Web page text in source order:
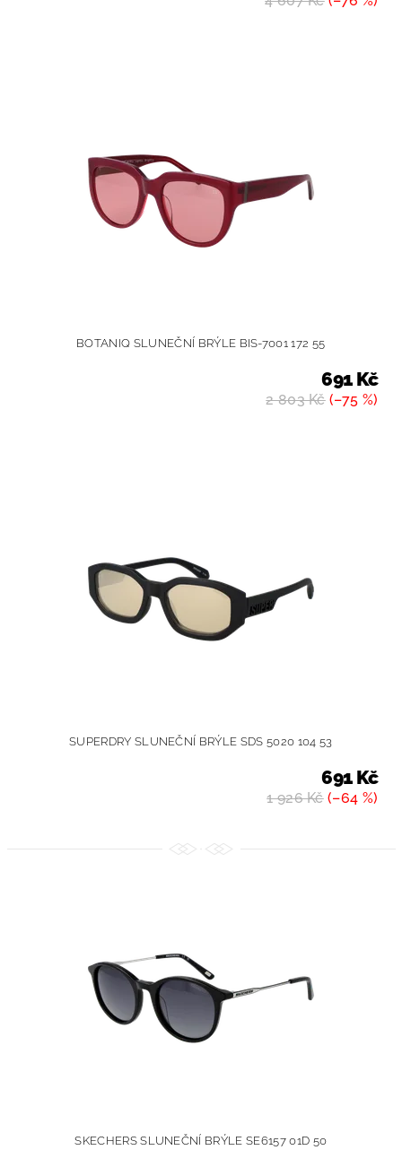
BOTANIQ SLUNEČNÍ BRÝLE BIS-7001 172 55
2 803 Kč(–75 %)
691 Kč
SUPERDRY SLUNEČNÍ BRÝLE SDS 5020 104 53
1 926 Kč(–64 %)
691 Kč
SKECHERS SLUNEČNÍ BRÝLE SE6157 01D 50